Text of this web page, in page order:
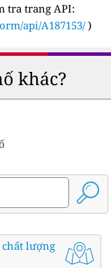
tra trang API:
api/A187153/)
khác?
lượng